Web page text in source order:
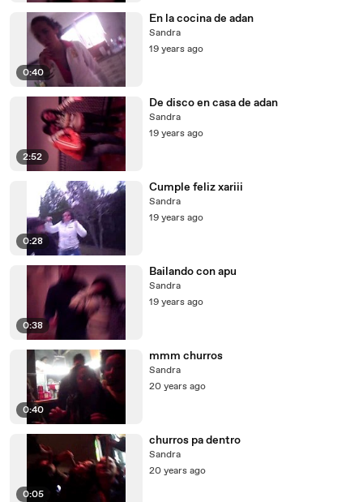
0:40
En la cocina de adan
Sandra
19 years ago
2:52
De disco en casa de adan
Sandra
19 years ago
0:28
Cumple feliz xariii
Sandra
19 years ago
0:38
Bailando con apu
Sandra
19 years ago
0:40
mmm churros
Sandra
20 years ago
0:05
churros pa dentro
Sandra
20 years ago